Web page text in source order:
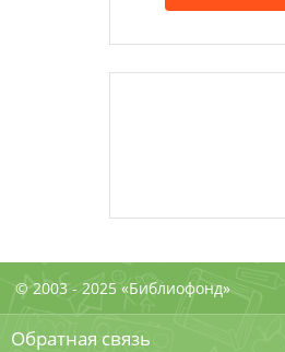
© 2003 - 2025 «Библиофонд»
Обратная связь